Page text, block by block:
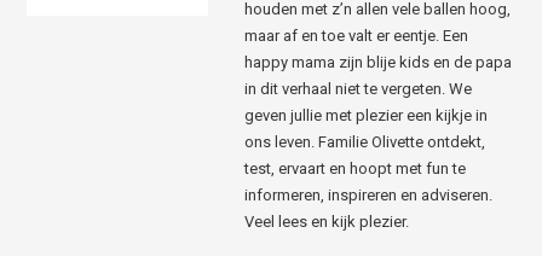
houden met z’n allen vele ballen hoog,
maar af en toe valt er eentje. Een
happy mama zijn blije kids en de papa
in dit verhaal niet te vergeten. We
geven jullie met plezier een kijkje in
ons leven. Familie Olivette ontdekt,
test, ervaart en hoopt met fun te
informeren, inspireren en adviseren.
Veel lees en kijk plezier.